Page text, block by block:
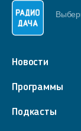
Новости
Программы
Подкасты